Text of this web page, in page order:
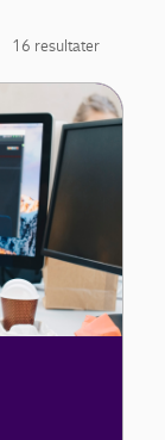
16 resultater